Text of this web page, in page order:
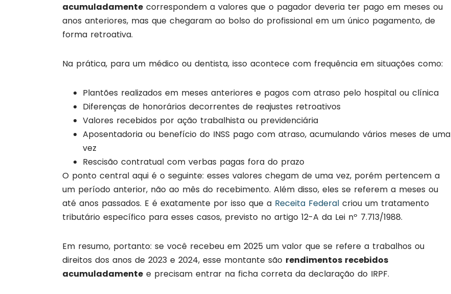
acumuladamente correspondem a valores que o pagador deveria ter pago em meses ou
anos anteriores, mas que chegaram ao bolso do profissional em um único pagamento, de
forma retroativa.
Na prática, para um médico ou dentista, isso acontece com frequência em situações como:
Plantões realizados em meses anteriores e pagos com atraso pelo hospital ou clínica
Diferenças de honorários decorrentes de reajustes retroativos
Valores recebidos por ação trabalhista ou previdenciária
Aposentadoria ou benefício do INSS pago com atraso, acumulando vários meses de uma
vez
Rescisão contratual com verbas pagas fora do prazo
O ponto central aqui é o seguinte: esses valores chegam de uma vez, porém pertencem a
um período anterior, não ao mês do recebimento. Além disso, eles se referem a meses ou
até anos passados. E é exatamente por isso que a Receita Federal criou um tratamento
tributário específico para esses casos, previsto no artigo 12-A da Lei nº 7.713/1988.
Em resumo, portanto: se você recebeu em 2025 um valor que se refere a trabalhos ou
direitos dos anos de 2023 e 2024, esse montante são rendimentos recebidos
acumuladamente e precisam entrar na ficha correta da declaração do IRPF.